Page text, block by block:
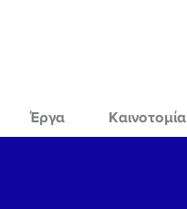
Έργα Καινοτομία